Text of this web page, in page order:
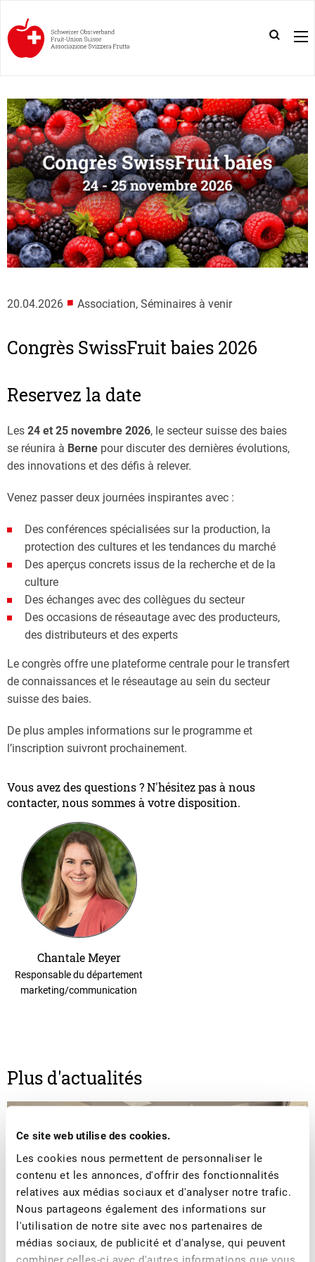
Ce site web utilise des cookies.
Les cookies nous permettent de personnaliser le
contenu et les annonces, d'offrir des fonctionnalités
relatives aux médias sociaux et d'analyser notre trafic.
Nous partageons également des informations sur
l'utilisation de notre site avec nos partenaires de
médias sociaux, de publicité et d'analyse, qui peuvent
combiner celles-ci avec d'autres informations que vous
20.04.2026 ■ Association, Séminaires à venir
Congrès SwissFruit baies 2026
Reservez la date
Les 24 et 25 novembre 2026, le secteur suisse des baies
se réunira à Berne pour discuter des dernières évolutions,
des innovations et des défis à relever.
Venez passer deux journées inspirantes avec :
Des conférences spécialisées sur la production, la
protection des cultures et les tendances du marché
Des aperçus concrets issus de la recherche et de la
culture
Des échanges avec des collègues du secteur
Des occasions de réseautage avec des producteurs,
des distributeurs et des experts
Le congrès offre une plateforme centrale pour le transfert
de connaissances et le réseautage au sein du secteur
suisse des baies.
De plus amples informations sur le programme et
l’inscription suivront prochainement.
Vous avez des questions ? N'hésitez pas à nous
contacter, nous sommes à votre disposition.
Chantale Meyer
Responsable du département
marketing/communication
Plus d'actualités